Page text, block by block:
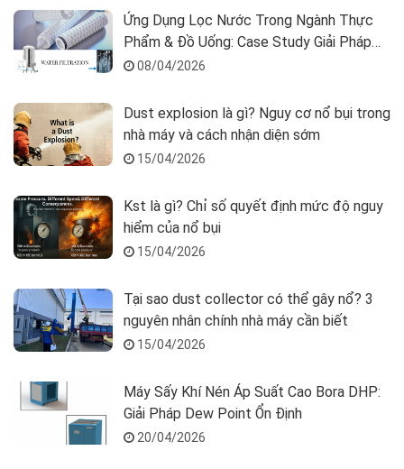
Ứng Dụng Lọc Nước Trong Ngành Thực
Phẩm & Đồ Uống: Case Study Giải Pháp
Process Filtration
08/04/2026
Dust explosion là gì? Nguy cơ nổ bụi trong
nhà máy và cách nhận diện sớm
15/04/2026
Kst là gì? Chỉ số quyết định mức độ nguy
hiểm của nổ bụi
15/04/2026
Tại sao dust collector có thể gây nổ? 3
nguyên nhân chính nhà máy cần biết
15/04/2026
Máy Sấy Khí Nén Áp Suất Cao Bora DHP:
Giải Pháp Dew Point Ổn Định
20/04/2026